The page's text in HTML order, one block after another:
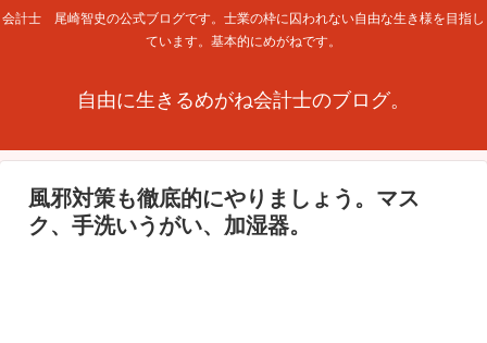
会計士 尾崎智史の公式ブログです。士業の枠に囚われない自由な生き様を目指し
ています。基本的にめがねです。
自由に生きるめがね会計士のブログ。
風邪対策も徹底的にやりましょう。マス
ク、手洗いうがい、加湿器。